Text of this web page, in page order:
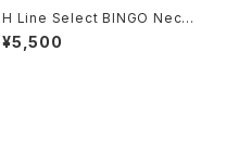
H Line Select BINGO Neckl
ace
¥5,500